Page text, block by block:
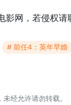
影网，若侵权请
# 前任4：英年早婚
经允许请勿转载。